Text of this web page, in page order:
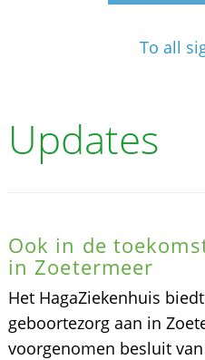
To all
Updates
Ook in de
in Zoetermeer
Het HagaZiekenhuis
geboortezorg aan in
voorgenomen besluit